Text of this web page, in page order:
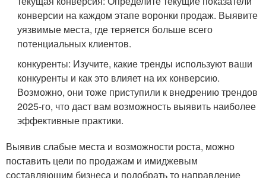
конверсии на каждом этапе воронки продаж. Выявите
уязвимые места, где теряется больше всего
потенциальных клиентов.
конкуренты: Изучите, какие тренды используют ваши
конкуренты и как это влияет на их конверсию.
Возможно, они тоже приступили к внедрению трендов
2025-го, что даст вам возможность выявить наиболее
эффективные практики.
Выявив слабые места и возможности роста, можно
поставить цели по продажам и имиджевым
составляющим бизнеса и подобрать то направление